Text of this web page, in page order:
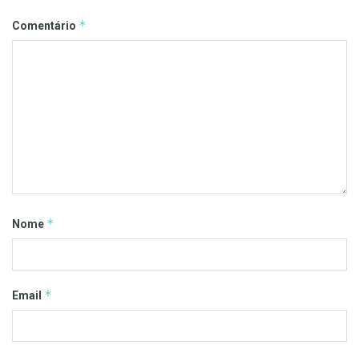
Comentário *
Nome *
Email *